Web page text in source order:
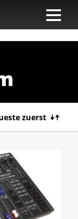
zuerst